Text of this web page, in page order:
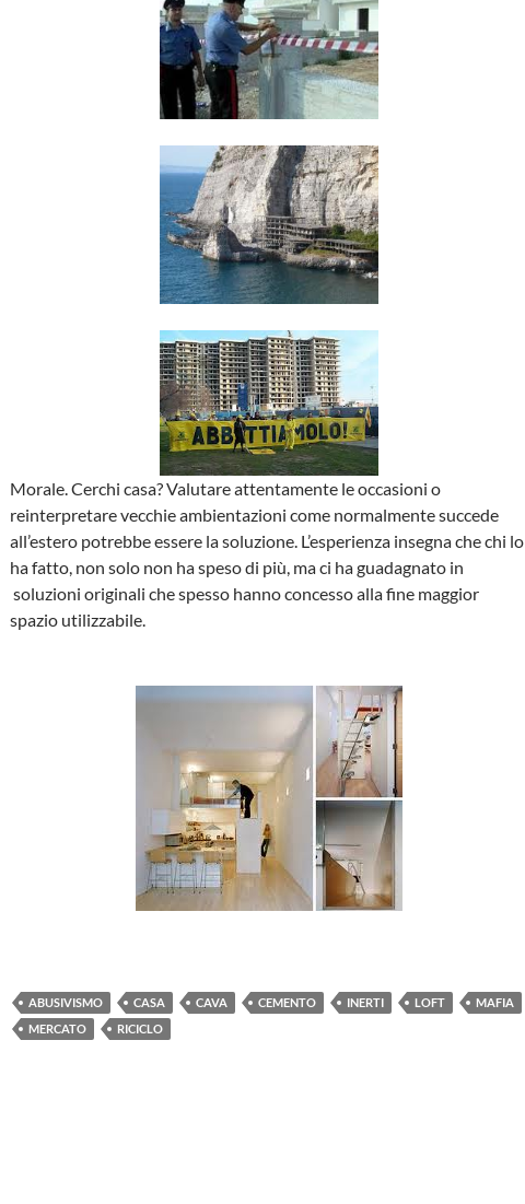
Morale. Cerchi casa? Valutare attentamente le occasioni o
reinterpretare vecchie ambientazioni come normalmente succede
all’estero potrebbe essere la soluzione. L’esperienza insegna che chi lo
ha fatto, non solo non ha speso di più, ma ci ha guadagnato in
soluzioni originali che spesso hanno concesso alla fine maggior
spazio utilizzabile.
ABUSIVISMO CASA CAVA CEMENTO INERTI LOFT
MAFIA
MERCATO
RICICLO